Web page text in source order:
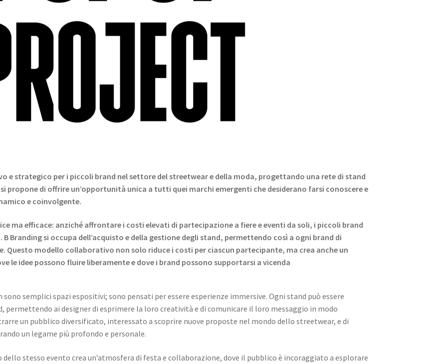
e strategico per i piccoli brand nel settore del streetwear e della moda, progettando una rete di stand
propone di offrire un’opportunità unica a tutti quei marchi emergenti che desiderano farsi conoscere e
e coinvolgente.
ma efficace: anziché affrontare i costi elevati di partecipazione a fiere e eventi da soli, i piccoli brand
Branding si occupa dell’acquisto e della gestione degli stand, permettendo così a ogni brand di
Questo modello collaborativo non solo riduce i costi per ciascun partecipante, ma crea anche un
le idee possono fluire liberamente e dove i brand possono supportarsi a vicenda
semplici spazi espositivi; sono pensati per essere esperienze immersive. Ogni stand può essere
permettendo ai designer di esprimere la loro creatività e di comunicare il loro messaggio in modo
un pubblico diversificato, interessato a scoprire nuove proposte nel mondo dello streetwear, e di
un legame più profondo e personale.
stesso evento crea un’atmosfera di festa e collaborazione, dove il pubblico è incoraggiato a esplorare